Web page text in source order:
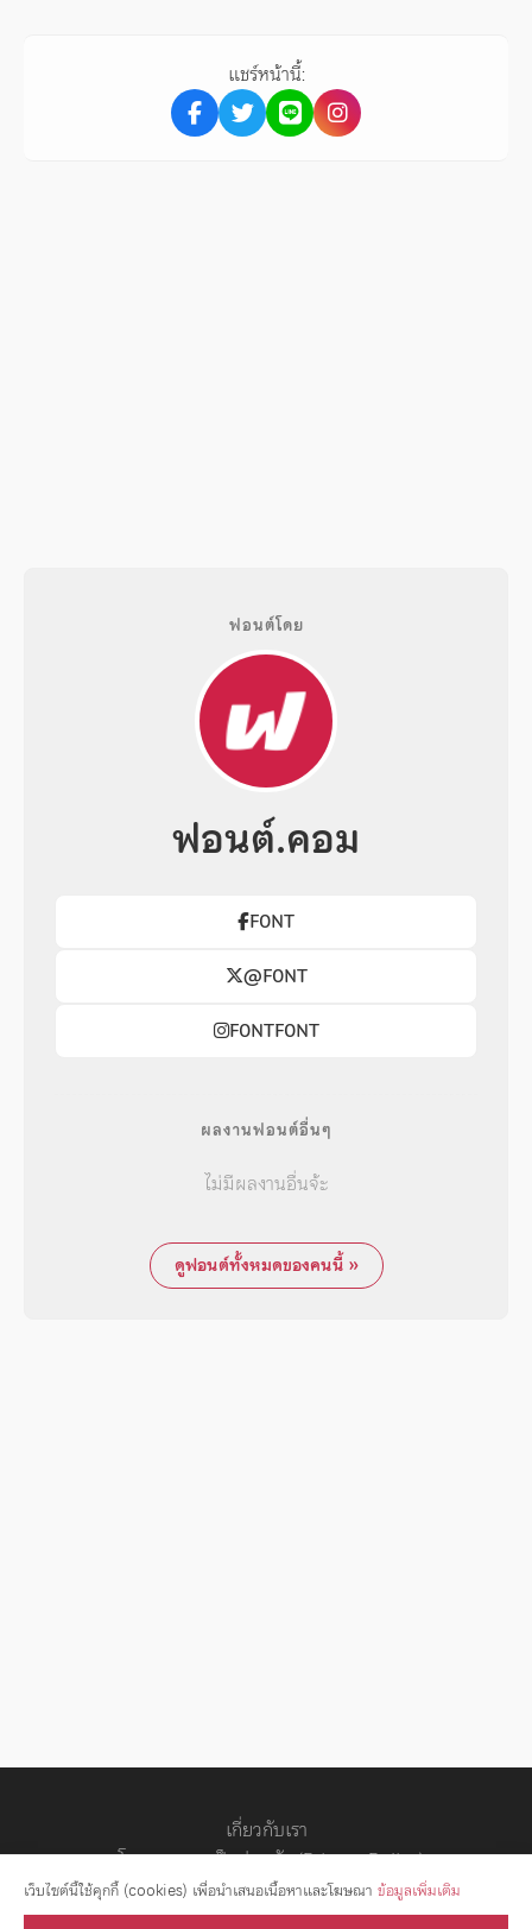
แชร์หน้านี้:
ฟอนต์โดย
ฟอนต์.คอม
F0NT
@F0NT
F0NTF0NT
ผลงานฟอนต์อื่นๆ
ไม่มีผลงานอื่นจ้ะ
ดูฟอนต์ทั้งหมดของคนนี้ »
เกี่ยวกับเรา
นโยบายความเป็นส่วนตัว (Privacy Policy)
สัญญาอนุญาต
เว็บไซต์นี้ใช้คุกกี้ (cookies) เพื่อนำเสนอเนื้อหาและโฆษณา ข้อมูลเพิ่มเติม